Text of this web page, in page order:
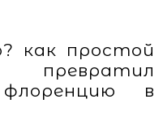
как простой
в